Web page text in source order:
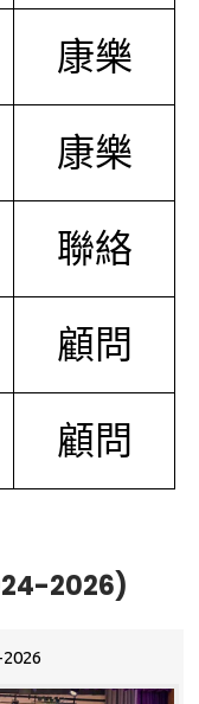
康樂
康樂
聯絡
顧問
顧問
2026)